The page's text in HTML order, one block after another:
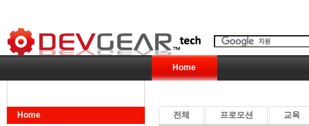
Home
Home
전체 프로모션 교육